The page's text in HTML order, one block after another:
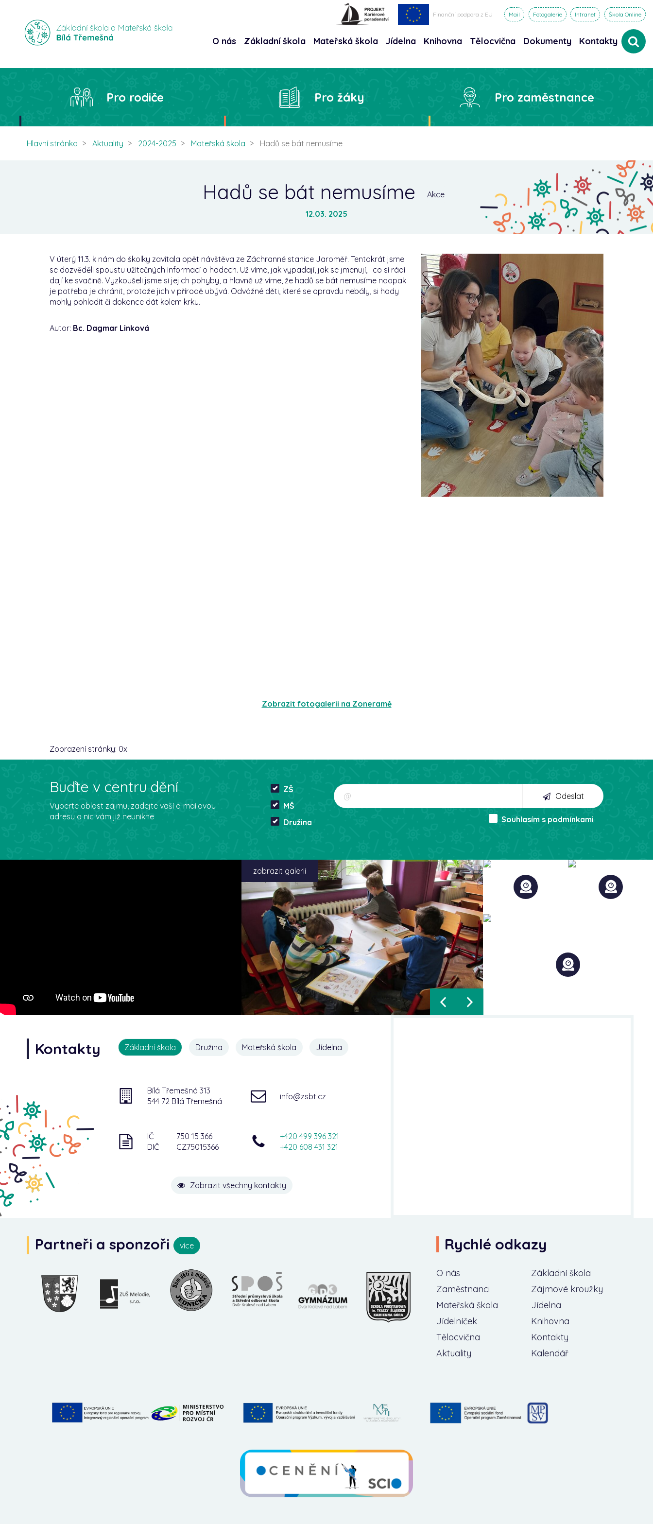
Finanční podpora z EU Mail Fotogalerie Intranet Škola Online
O nás Základní škola Mateřská škola Jídelna Knihovna Tělocvična Dokumenty Kontakty
Pro rodiče Pro žáky Pro zaměstnance
Hlavní stránka Aktuality 2024-2025 Mateřská škola Hadů se bát nemusíme
Hadů se bát nemusíme
Akce
12.03. 2025
V úterý 11.3. k nám do školky zavítala opět návštěva ze Záchranné stanice Jaroměř. Tentokrát jsme
se dozvěděli spoustu užitečných informací o hadech. Už víme, jak vypadají, jak se jmenují, i co si rádi
dají ke svačině. Vyzkoušeli jsme si jejich pohyby, a hlavně už víme, že hadů se bát nemusíme naopak
je potřeba je chránit, protože jich v přírodě ubývá. Odvážné děti, které se opravdu nebály, si hady
mohly pohladit či dokonce dát kolem krku.
Autor: Bc. Dagmar Linková
Zobrazit fotogalerii na Zoneramě
Zobrazení stránky: 0x
Buďte v centru dění
Vyberte oblast zájmu, zadejte vaší e-mailovou
adresu a nic vám již neunikne
ZŠ
MŠ
Družina
Odeslat
Souhlasím s podmínkami
zobrazit galerii
Kontakty Základní škola Družina Mateřská škola Jídelna
Bílá Třemešná 313
544 72 Bílá Třemešná
info@zsbt.cz
IČ
750 15 366
DIČ
CZ75015366
+420 499 396 321
+420 608 431 321
Zobrazit všechny kontakty
Partneři a sponzoři více Rychlé odkazy
O nás
Základní škola
Zaměstnanci
Zájmové kroužky
Mateřská škola
Jídelna
Jídelníček
Knihovna
Tělocvična
Kontakty
Aktuality
Kalendář